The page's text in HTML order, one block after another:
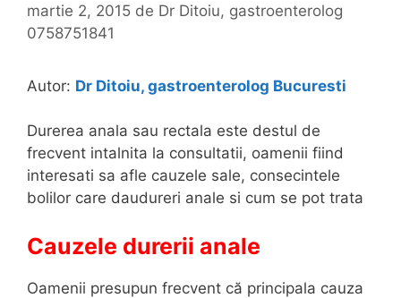
martie 2, 2015 de Dr Ditoiu, gastroenterolog
0758751841
Autor: Dr Ditoiu, gastroenterolog Bucuresti
Durerea anala sau rectala este destul de
frecvent intalnita la consultatii, oamenii fiind
interesati sa afle cauzele sale, consecintele
bolilor care daudureri anale si cum se pot trata
Cauzele durerii anale
Oamenii presupun frecvent că principala cauza